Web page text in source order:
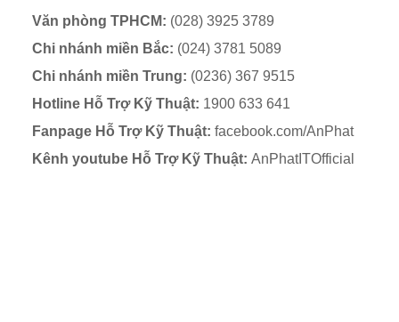
Văn phòng TPHCM: (028) 3925 3789
Chi nhánh miền Bắc: (024) 3781 5089
Chi nhánh miền Trung: (0236) 367 9515
Hotline Hỗ Trợ Kỹ Thuật: 1900 633 641
Fanpage Hỗ Trợ Kỹ Thuật: facebook.com/AnPhat
Kênh youtube Hỗ Trợ Kỹ Thuật: AnPhatITOfficial